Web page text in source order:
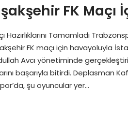
FK Maçı
Tamamladı
FK maçı için havayoluyla
Avcı yönetiminde
başarıyla bitirdi. Deplasman
şu oyuncular yer…